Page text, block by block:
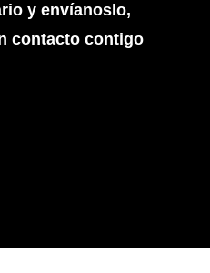
y envíanoslo,
contacto contigo